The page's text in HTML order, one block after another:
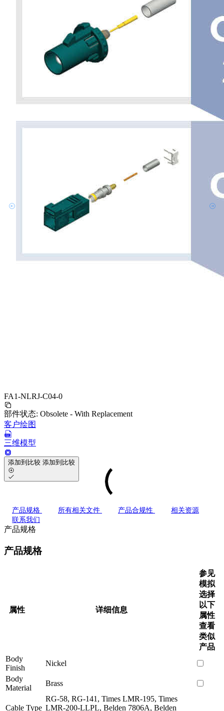
FA1-NLRJ-C04-0
部件状态: Obsolete - With Replacement
客户绘图
三维模型
添加到比较 添加到比较
产品规格 所有相关文件 产品合规性
相关资源
联系我们
产品规格
产品规格
属性 详细信息
参见
模拟
选择
以下
属性
查看
类似
产品
Body
Finish
Nickel
Body
Material
Brass
Cable Type
RG-58, RG-141, Times LMR-195, Times
LMR-200-LLPL, Belden 7806A, Belden